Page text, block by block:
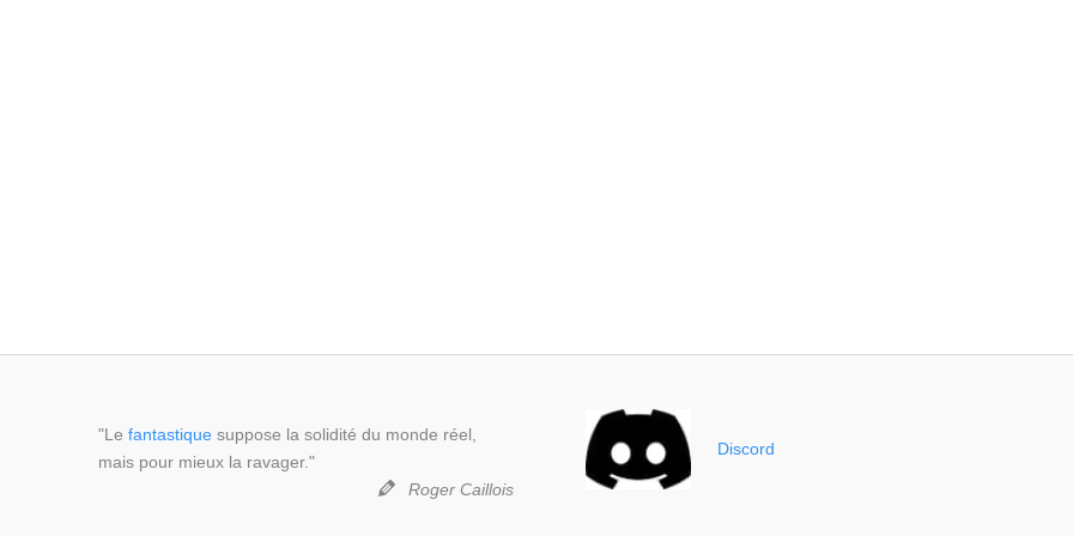
"Le fantastique suppose la solidité du monde réel,
mais pour mieux la ravager."
Roger Caillois
Discord